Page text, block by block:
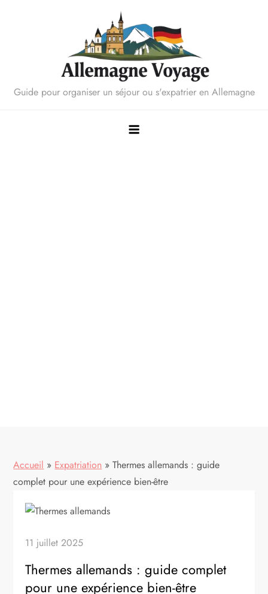
Guide pour organiser un séjour ou s'expatrier en Allemagne
Accueil » Expatriation »Thermes allemands : guide
complet pour une expérience bien-être
11 juillet 2025
Thermes allemands : guide complet
pour une expérience bien-être